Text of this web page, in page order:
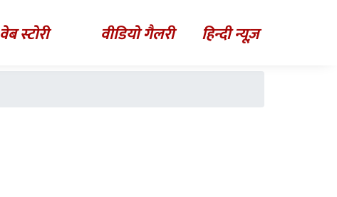
वेब स्टोरी वीडियो गैलरी हिन्दी न्यूज़